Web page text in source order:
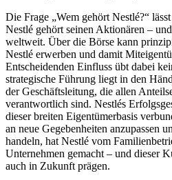
Die Frage „Wem gehört Nestlé?“
Nestlé gehört seinen Aktionären –
weltweit. Über die Börse kann
Nestlé erwerben und damit
Entscheidenden Einfluss übt dabei
strategische Führung liegt in den
der Geschäftsleitung, die allen
verantwortlich sind. Nestlés
dieser breiten Eigentümerbasis
an neue Gegebenheiten anzupassen
handeln, hat Nestlé vom
Unternehmen gemacht – und dieser
auch in Zukunft prägen.